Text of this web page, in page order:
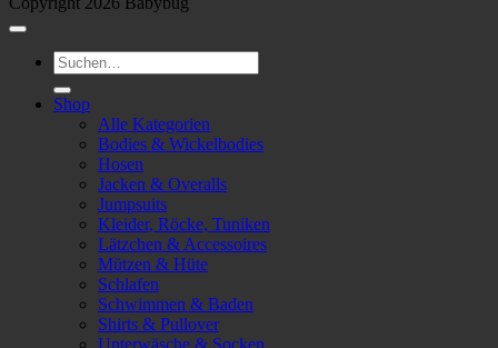
Suchen
nach:
Shop
Alle Kategorien
Bodies & Wickelbodies
Hosen
Jacken & Overalls
Jumpsuits
Kleider, Röcke, Tuniken
Lätzchen & Accessoires
Mützen & Hüte
Schlafen
Schwimmen & Baden
Shirts & Pullover